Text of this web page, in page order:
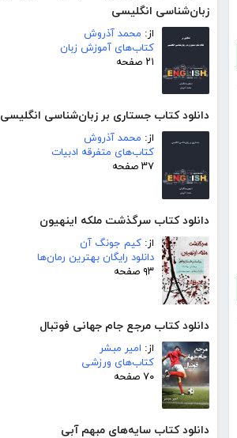
زبان‌شناسی انگلیسی
از: محمد آذروش
کتاب‌های آموزش زبان
۲۱ صفحه
دانلود کتاب جستاری بر زبان‌شناسی انگلیسی
از: محمد آذروش
کتاب‌های متفرقه ادبیات
۳۷ صفحه
دانلود کتاب سرگذشت ملکه اینهیون
از: کیم جونگ آن
دانلود رایگان بهترین رمان‌ها
۹۳ صفحه
دانلود کتاب مرجع جام جهانی فوتبال
از: امیر مبشر
کتاب‌های ورزشی
۷۰ صفحه
دانلود کتاب سایه‌های مبهم آبی